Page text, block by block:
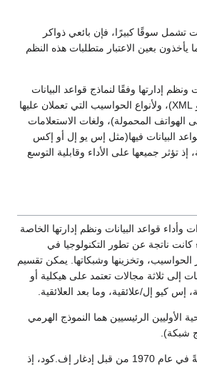
تشمل سوقًا كبيرًا، فإن بائعي ذواكر
يأخذون بعين الاعتبار متطلبات هذه النظم
إدارتها وفقًا لنماذج قواعد البيانات
التي يدعمانها (كالعلائقية أو XML)، ولأنواع الحواسيب التي تعملان عليها
الهواتف المحمولة)، ولغات الاستعلامات
البيانات فيها(مثل إس يو إل أو إكس
إذ تؤثر جميعها على الأداء وقابلية التوسع
وأداء قواعد البيانات ونظم إدارتها الخاصة
كانت ناتجة عن تطور التكنولوجيا في
الحواسيب، وتخزينها وشبكاتها. يمكن تقسيم
إلى ثلاثة مجالات تعتمد على هيكلية أو
إس كيو إل/علائقية، وما بعد العلائقية.
الأوليين الرئيسيين هما النموذج الهرمي
طُرح النموذج العلائقي بدايةً في عام 1970 من قبل إدغار إف.كود، إذ